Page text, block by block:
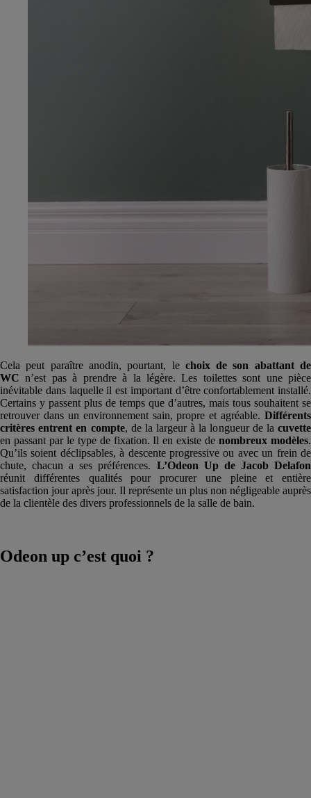
Cela peut paraître anodin, pourtant, le choix de son abattantde
WC n’est pas à prendre à la légère. Les toilettes sont une pièce
inévitable dans laquelle il est important d’être confortablement installé.
Certains y passent plus de temps que d’autres, mais tous souhaitent se
retrouver dans un environnement sain, propre et agréable. Différents
critères entrent en compte, de la largeur à la longueur de la cuvette
en passant par le type de fixation. Il en existe denombreux modèles.
Qu’ils soient déclipsables, à descente progressive ou avec un frein de
chute, chacun a ses préférences. L’Odeon Up de Jacob Delafon
réunit différentes qualités pour procurer une pleine et entière
satisfaction jour après jour. Il représente un plus non négligeable auprès
de la clientèle des divers professionnels de la salle de bain.
Odeon up c’est quoi ?